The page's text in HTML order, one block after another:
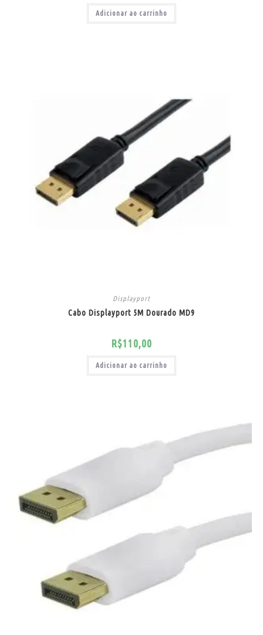
Adicionar ao carrinho
Displayport
Cabo Displayport 5M Dourado MD9
R$110,00
Adicionar ao carrinho